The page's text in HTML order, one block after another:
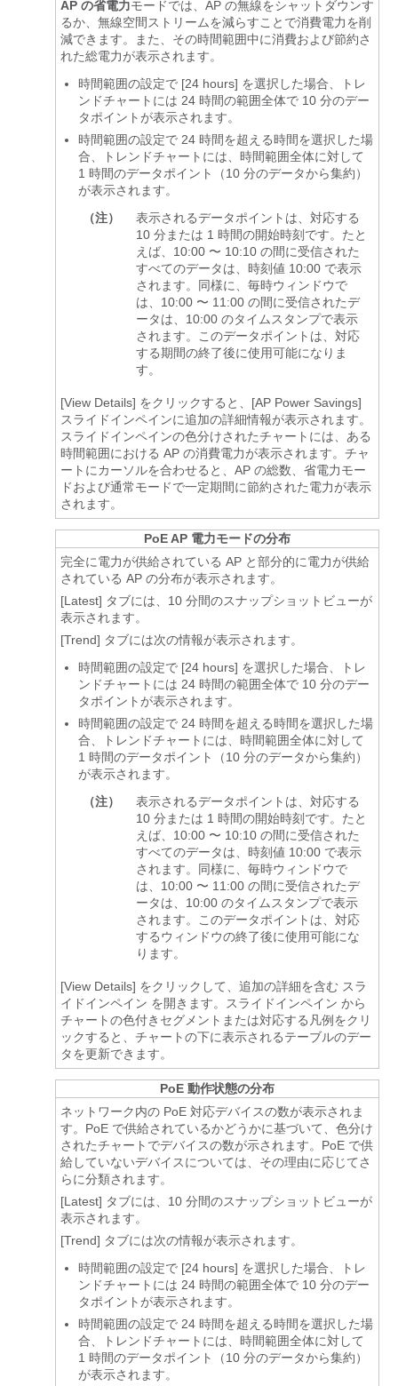
AP の省電力モードでは、AP の無線をシャットダウンす
るか、無線空間ストリームを減らすことで消費電力を削
減できます。また、その時間範囲中に消費および節約さ
れた総電力が表示されます。
時間範囲の設定で [24 hours] を選択した場合、トレ
ンドチャートには 24 時間の範囲全体で 10 分のデー
タポイントが表示されます。
時間範囲の設定で 24 時間を超える時間を選択した場
合、トレンドチャートには、時間範囲全体に対して
1 時間のデータポイント（10 分のデータから集約）
が表示されます。
（注）
表示されるデータポイントは、対応する
10 分または 1 時間の開始時刻です。たと
えば、10:00 〜 10:10 の間に受信された
すべてのデータは、時刻値 10:00 で表示
されます。同様に、毎時ウィンドウで
は、10:00 〜 11:00 の間に受信されたデ
ータは、10:00 のタイムスタンプで表示
されます。このデータポイントは、対応
する期間の終了後に使用可能になりま
す。
[View Details] をクリックすると、[AP Power Savings]
スライドインペインに追加の詳細情報が表示されます。
スライドインペインの色分けされたチャートには、ある
時間範囲における AP の消費電力が表示されます。チャ
ートにカーソルを合わせると、AP の総数、省電力モー
ドおよび通常モードで一定期間に節約された電力が表示
されます。
PoE AP 電力モードの分布
完全に電力が供給されている AP と部分的に電力が供給
されている AP の分布が表示されます。
[Latest] タブには、10 分間のスナップショットビューが
表示されます。
[Trend] タブには次の情報が表示されます。
時間範囲の設定で [24 hours] を選択した場合、トレ
ンドチャートには 24 時間の範囲全体で 10 分のデー
タポイントが表示されます。
時間範囲の設定で 24 時間を超える時間を選択した場
合、トレンドチャートには、時間範囲全体に対して
1 時間のデータポイント（10 分のデータから集約）
が表示されます。
（注）
表示されるデータポイントは、対応する
10 分または 1 時間の開始時刻です。たと
えば、10:00 〜 10:10 の間に受信された
すべてのデータは、時刻値 10:00 で表示
されます。同様に、毎時ウィンドウで
は、10:00 〜 11:00 の間に受信されたデ
ータは、10:00 のタイムスタンプで表示
されます。このデータポイントは、対応
するウィンドウの終了後に使用可能にな
ります。
[View Details] をクリックして、追加の詳細を含む スラ
イドインペイン を開きます。 スライドインペイン から
チャートの色付きセグメントまたは対応する凡例をクリ
ックすると、チャートの下に表示されるテーブルのデー
タを更新できます。
PoE 動作状態の分布
ネットワーク内の PoE 対応デバイスの数が表示されま
す。PoE で供給されているかどうかに基づいて、色分け
されたチャートでデバイスの数が示されます。PoE で供
給していないデバイスについては、その理由に応じてさ
らに分類されます。
[Latest] タブには、10 分間のスナップショットビューが
表示されます。
[Trend] タブには次の情報が表示されます。
時間範囲の設定で [24 hours] を選択した場合、トレ
ンドチャートには 24 時間の範囲全体で 10 分のデー
タポイントが表示されます。
時間範囲の設定で 24 時間を超える時間を選択した場
合、トレンドチャートには、時間範囲全体に対して
1 時間のデータポイント（10 分のデータから集約）
が表示されます。